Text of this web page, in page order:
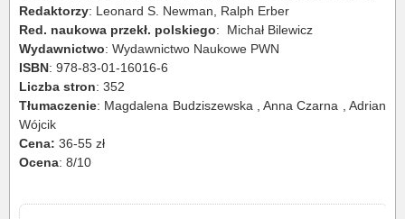
Redaktorzy: Leonard S. Newman, Ralph Erber
Red. naukowa przekł. polskiego: Michał Bilewicz
Wydawnictwo: Wydawnictwo Naukowe PWN
ISBN: 978-83-01-16016-6
Liczba stron: 352
Tłumaczenie: Magdalena Budziszewska , Anna Czarna , Adrian
Wójcik
Cena: 36-55 zł
Ocena: 8/10